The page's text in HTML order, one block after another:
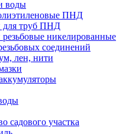
воды
ПНД
для труб ПНД
никелированные
соединений
лен, нити
садового участка